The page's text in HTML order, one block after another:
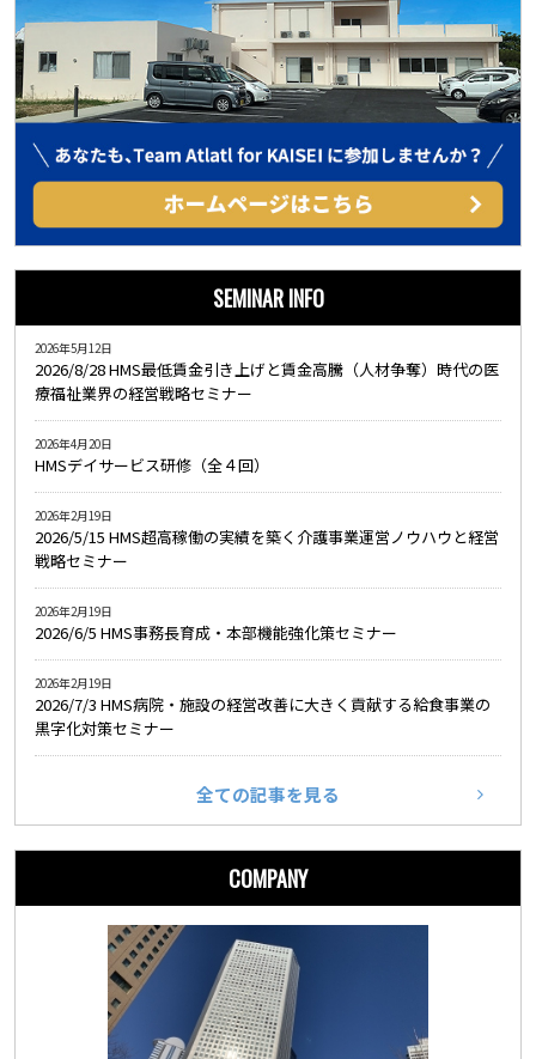
SEMINAR INFO
2026/8/28 HMS最低賃金引き上げと賃金高騰（人材争奪）時代の医
療福祉業界の経営戦略セミナー
2026年5月12日
HMSデイサービス研修（全４回）
2026年4月20日
2026/5/15 HMS超高稼働の実績を築く介護事業運営ノウハウと経営
戦略セミナー
2026年2月19日
2026/6/5 HMS事務長育成・本部機能強化策セミナー
2026年2月19日
2026/7/3 HMS病院・施設の経営改善に大きく貢献する給食事業の
黒字化対策セミナー
2026年2月19日
全ての記事を見る
COMPANY